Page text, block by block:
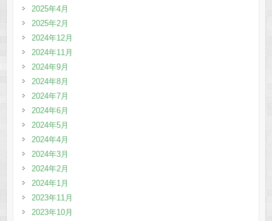
2025年4月
2025年2月
2024年12月
2024年11月
2024年9月
2024年8月
2024年7月
2024年6月
2024年5月
2024年4月
2024年3月
2024年2月
2024年1月
2023年11月
2023年10月